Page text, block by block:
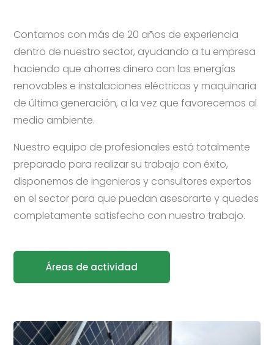
Contamos con más de 20 años de experiencia
dentro de nuestro sector, ayudando a tu empresa
haciendo que ahorres dinero con las energías
renovables e instalaciones eléctricas y maquinaria
de última generación, a la vez que favorecemos al
medio ambiente.
Nuestro equipo de profesionales está totalmente
preparado para realizar su trabajo con éxito,
disponemos de ingenieros y consultores expertos
en el sector para que puedan asesorarte y quedes
completamente satisfecho con nuestro trabajo.
Áreas de actividad